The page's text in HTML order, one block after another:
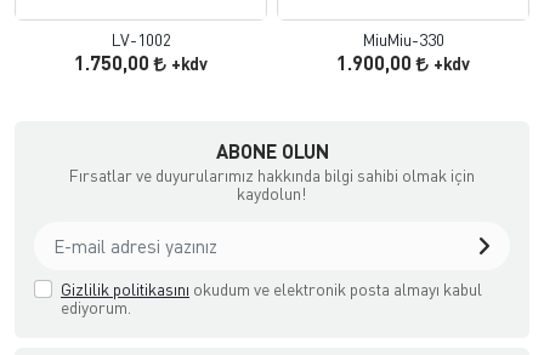
LV-1002
1.750,00 +kdv
MiuMiu-330
1.900,00 +kdv
ABONE OLUN
Fırsatlar ve duyurularımız hakkında bilgi sahibi olmak için
kaydolun!
Gizlilik politikasını okudum ve elektronik posta almayı kabul
ediyorum.